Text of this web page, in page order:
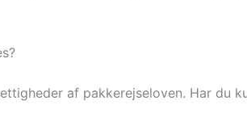
af pakkerejseloven. Har du